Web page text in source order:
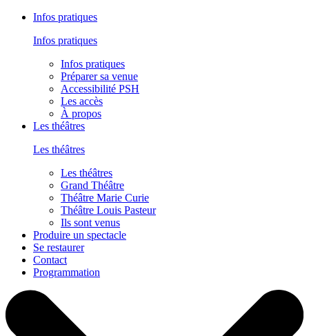
Infos pratiques
Infos pratiques
Infos pratiques
Préparer sa venue
Accessibilité PSH
Les accès
À propos
Les théâtres
Les théâtres
Les théâtres
Grand Théâtre
Théâtre Marie Curie
Théâtre Louis Pasteur
Ils sont venus
Produire un spectacle
Se restaurer
Contact
Programmation